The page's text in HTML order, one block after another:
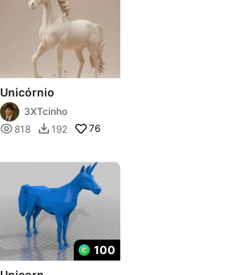
Unicórnio
3XTcinho
 818  192 76
100